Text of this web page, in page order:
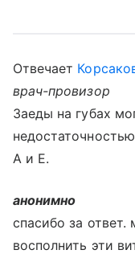
Отвечает
врач-провизор
Заеды на губах
А и Е.
анонимно
спасибо за
восполнить эти